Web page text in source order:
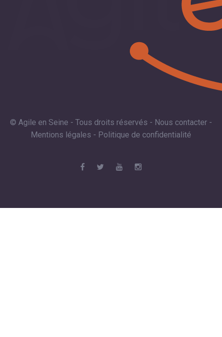
© Agile en Seine - Tous droits réservés - Nous contacter -
Mentions légales - Politique de confidentialité